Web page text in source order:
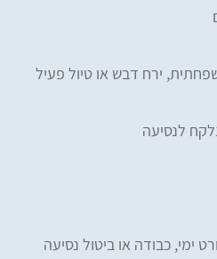
ירח דבש או טיול פעיל
לנסיעה
ימי, כבודה או ביטול נסיעה